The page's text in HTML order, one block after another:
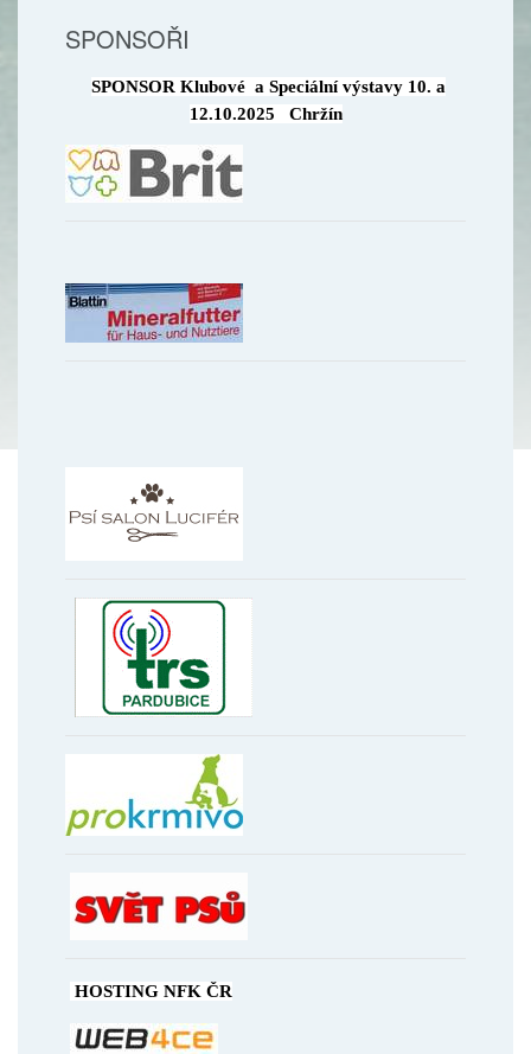
SPONSOŘI
SPONSOR Klubové a Speciální výstavy 10. a
12.10.2025 Chržín
HOSTING NFK ČR